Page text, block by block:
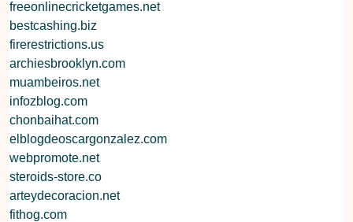
freeonlinecricketgames.net
bestcashing.biz
firerestrictions.us
archiesbrooklyn.com
muambeiros.net
infozblog.com
chonbaihat.com
elblogdeoscargonzalez.com
webpromote.net
steroids-store.co
arteydecoracion.net
fithog.com